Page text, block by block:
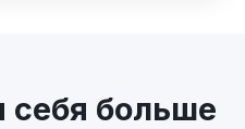
себя больше